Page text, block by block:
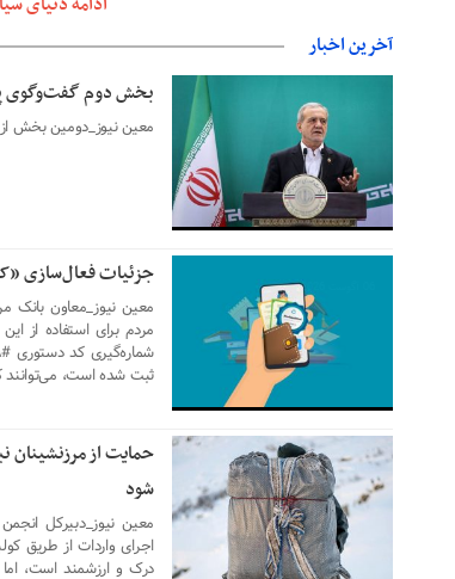
آخرین اخبار
بخش دوم گفت‌وگوی
معین نیوز_دومین بخش
جزئیات فعال‌سازی
معین نیوز_معاون بانک
مردم برای استفاده از
ثبت شده است، می‌توانند
06 آگوست 2026
حمایت از مرزنشینان
شود
معین نیوز_دبیرکل
اجرای واردات از طریق
درک و ارزشمند است، اما